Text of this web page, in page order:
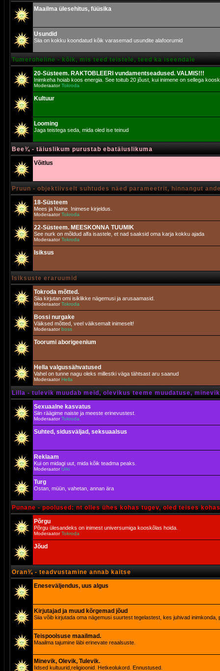
Maailma ülesehitus, füüsika
Usundid
Siia on kokku koondatud kõik varasemad usundite alafoorumid
Tumeroheline - kõik, mis teed teistele, teed ka iseendale
20-Süsteem. RAKTOBLEERI vundamentseadused. VALMIS!!!
Inimkeha hoiab koos energia. See toitub 20 jõust, kui inimene on sellega
ModeraatorTokroda
Kultuur
Looming
Jaga teistega seda, mida oled ise teinud
Bee¾ - täiuslikum purustab ebatäiuslikuma
Võitlus
Pruun - objektiivselt suhtudes näed parameetrit, hinnangut
18-Süsteem
Mees ja Naine. Inimese kirjeldus.
ModeraatorTokroda
22-Süsteem. MEESKONNA TUUMIK
See nurk on mõldud alfa isastele, et nad saaksid oma karja kokku ajada
ModeraatorTokroda
Isiksus
Isiksuste eraruumid
Tokroda mõtted.
Siia kirjutan omi isiklikke nägemusi ja arusaamasid.
ModeraatorTokroda
Bossi nurgake
Väiksed mõtted, veel väiksemalt inimeselt!
Moderaatorboss
Toorumi aborigeenium
Hella valgussähvatused
Vahel on tunne nagu oleks millestki väga tähtsast aru saanud
Moderaator Hella
Lilla - tulevik muudab meid, olevikus teeme muudatuse,
Sexuaalne kasvatus
Siin räägime naiste ja meeste erinevustest.
ModeraatorTokroda
Suhted, sidusväljad, seksuaalsus
Reklaam
Kui on midagi uut, mida kõik teadma peaks.
ModeraatorUrki
Turg
Ostan, müün, vahetan, annan ära
Punane - poolused: nt olles ühes kohas tugev, oled teises
Põrgu
Põrgu ülesandeks on inimest universumiga kooskõlas hoida.
ModeraatorTokroda
Jõud
Oran¾ - teadvustamine annab kaitse
Eneseväljendus, uus algus
Kirjutajad ja muud kõrgemad jõud
Siia võib kirjutada oma nägemusi suurtest tegelastest, kes juhivad inimkonda,
Teispoolsuse maailmad.
Maailma tajumine läbi erinevate reaalsuste.
Minevik, Olevik, Tulevik.
Iidsed kultuurid,religioonid. Hetkeolukord. Ennustused.